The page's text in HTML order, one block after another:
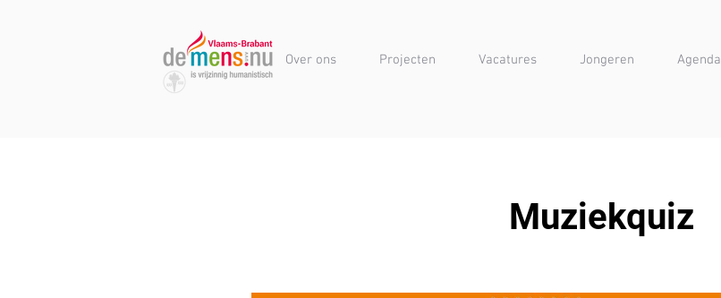
Over ons Projecten Vacatures Jongeren Agenda
Muziekquiz